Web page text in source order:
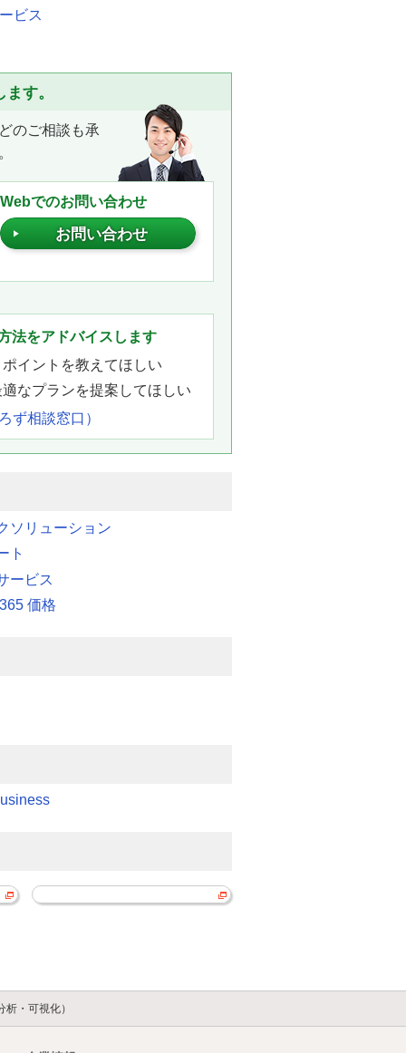
ビス
す。
のご相談も承
Webでのお問い合わせ
お問い合わせ
法をアドバイスします
イントを教えてほしい
なプランを提案してほしい
ず相談窓口）
ソリューション
ト
ービス
価格
・可視化）